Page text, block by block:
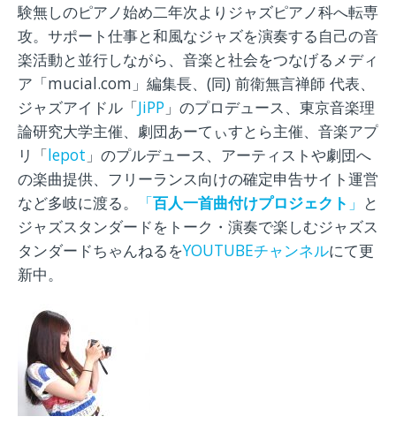
験無しのピアノ始め二年次よりジャズピアノ科へ転専
攻。サポート仕事と和風なジャズを演奏する自己の音
楽活動と並行しながら、音楽と社会をつなげるメディ
ア「mucial.com」編集長、(同) 前衛無言禅師 代表、
ジャズアイドル「JiPP 」のプロデュース、東京音楽理
論研究大学主催、劇団あーてぃすとら主催、音楽アプ
リ「lepot 」のプルデュース、アーティストや劇団へ
の楽曲提供、フリーランス向けの確定申告サイト運営
など多岐に渡る。
「百人一首曲付けプロジェクト 」 と
ジャズスタンダードをトーク・演奏で楽しむジャズス
タンダードちゃんねるをYOUTUBEチャンネルにて更
新中。